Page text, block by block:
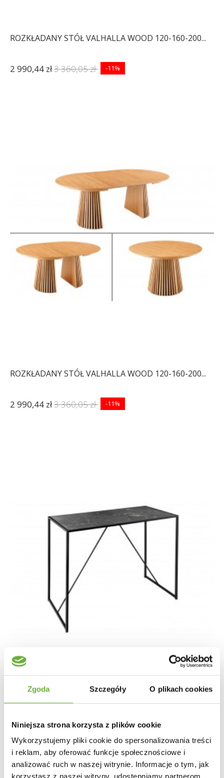
Zgoda Szczegóły O plikach cookies
Niniejsza strona korzysta z plików cookie
Wykorzystujemy pliki cookie do spersonalizowania treści
i reklam, aby oferować funkcje społecznościowe i
analizować ruch w naszej witrynie. Informacje o tym, jak
korzystasz z naszej witryny, udostępniamy partnerom
ROZKŁADANY STÓŁ VALHALLA WOOD 120-160-200...
2 990,44 zł3 360,05 zł -11%
ROZKŁADANY STÓŁ VALHALLA WOOD 120-160-200...
2 990,44 zł3 360,05 zł -11%
422,25 zł474,44 zł -11%